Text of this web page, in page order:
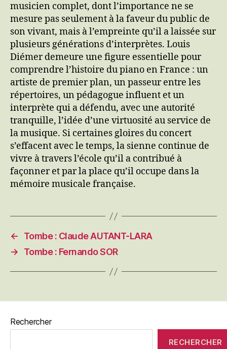
musicien complet, dont l’importance ne se
mesure pas seulement à la faveur du public de
son vivant, mais à l’empreinte qu’il a laissée sur
plusieurs générations d’interprètes. Louis
Diémer demeure une figure essentielle pour
comprendre l’histoire du piano en France : un
artiste de premier plan, un passeur entre les
répertoires, un pédagogue influent et un
interprète qui a défendu, avec une autorité
tranquille, l’idée d’une virtuosité au service de
la musique. Si certaines gloires du concert
s’effacent avec le temps, la sienne continue de
vivre à travers l’école qu’il a contribué à
façonner et par la place qu’il occupe dans la
mémoire musicale française.
←
Tombe : Claude AUTANT-LARA
→
Tombe : Fernando SOR
Rechercher
RECHERCHER